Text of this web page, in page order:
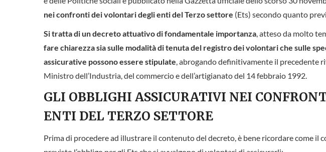
nei confronti dei volontari degli enti del Terzo settore (Ets) secondo quanto
Si tratta di un decreto attuativo di fondamentale importanza, atteso da molto
fare chiarezza sia sulle modalità di tenuta del registro dei volontari che sulle
assicurative possono essere stipulate, abrogando definitivamente il precedente
Ministro dell’Industria, del commercio e dell’artigianato del 14 febbraio 1992.
GLI OBBLIGHI ASSICURATIVI NEI
ENTI DEL TERZO SETTORE
Prima di procedere ad illustrare il contenuto del decreto, è bene ricordare come il